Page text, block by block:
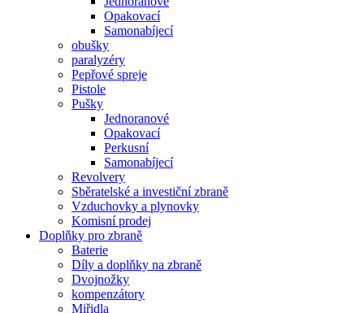
Opakovací
Samonabíjecí
obušky
paralyzéry
Pepřové spreje
Pistole
Pušky
Jednoranové
Opakovací
Perkusní
Samonabíjecí
Revolvery
Sběratelské a investiční zbraně
Vzduchovky a plynovky
Komisní prodej
Doplňky pro zbraně
Baterie
Díly a doplňky na zbraně
Dvojnožky
kompenzátory
Miřidla